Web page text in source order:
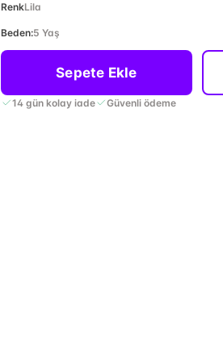
RenkLila
Beden:5 Yaş
Sepete Ekle
14 gün kolay iade Güvenli ödeme